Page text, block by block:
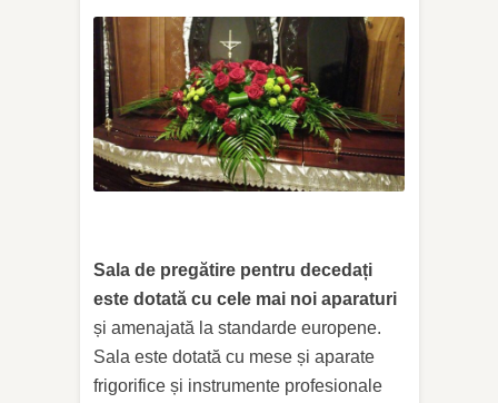
Sala de pregătire pentru decedați
este dotată cu cele mai noi aparaturi
și amenajată la standarde europene.
Sala este dotată cu mese și aparate
frigorifice și instrumente profesionale